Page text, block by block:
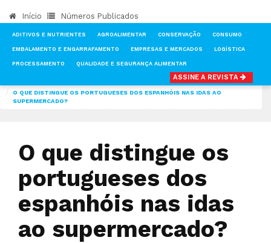
Início Números Publicados
ADITIVOS E NUTRIENTES AGROALIMENTAR CONSERVAÇÃO CONSUMO
EMBALAMENTO E ENGARRAFAMENTO EMPRESAS E MERCADOS LOGÍSTICA
PROCESSAMENTO QUALIDADE E SEGURANÇA ALIMENTAR
ASSINE A REVISTA
O QUE DISTINGUE OS PORTUGUESES DOS ESPANHÓIS NAS IDAS AO
SUPERMERCADO?
O que distingue os
portugueses dos
espanhóis nas idas
ao supermercado?